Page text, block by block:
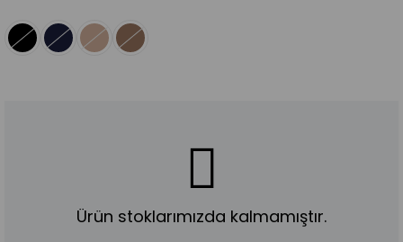
Ürün stoklarımızda kalmamıştır.